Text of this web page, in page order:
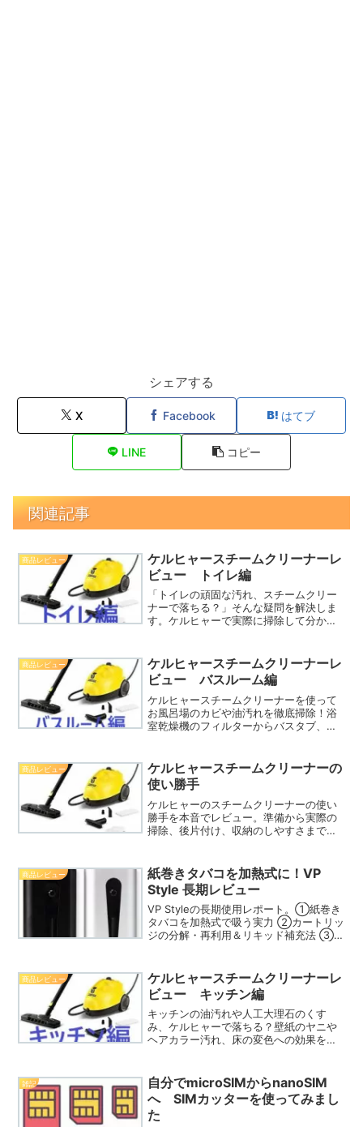
シェアする
X Facebook はてブ
LINE コピー
関連記事
商品レビュー
ケルヒャースチームクリーナーレ
ビュー トイレ編
「トイレの頑固な汚れ、スチームクリー
ナーで落ちる？」そんな疑問を解決しま
す。ケルヒャーで実際に掃除して分かっ
えた真実と、併用して大活躍した神アイ
テムもご紹介します。
商品レビュー
ケルヒャースチームクリーナーレ
ビュー バスルーム編
ケルヒャースチームクリーナーを使って
お風呂場のカビや油汚れを徹底掃除！浴
室乾燥機のフィルターからバスタブ、排
なった実体験や、水垢掃除のコツを写真
付きで詳しく解説します。
商品レビュー
ケルヒャースチームクリーナーの
使い勝手
ケルヒャーのスチームクリーナーの使い
勝手を本音でレビュー。準備から実際の
掃除、後片付け、収納のしやすさまで詳
づいたメリット・デメリットをまとめ
た、購入前に必見のガイドです。
商品レビュー
紙巻きタバコを加熱式に！VP
Style 長期レビュー
VP Styleの長期使用レポート。①紙巻き
タバコを加熱式で吸う実力 ②カートリッ
ジの分解・再利用＆リキッド補充法 ③不
むためのライフハックを実体験ベースで
綴ります。
商品レビュー
ケルヒャースチームクリーナーレ
ビュー キッチン編
キッチンの油汚れや人工大理石のくす
み、ケルヒャーで落ちる？壁紙のヤニや
ヘアカラー汚れ、床の変色への効果を写
ームクリーナーが「大活躍した場所」と
「不向きな場所」を詳しく解説。
雑記
自分でmicroSIMからnanoSIM
へ SIMカッターを使ってみまし
た